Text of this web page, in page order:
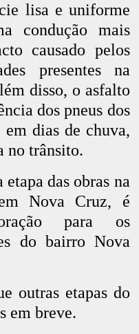
lisa e uniforme
condução mais
causado pelos
presentes na
disso, o asfalto
dos pneus dos
dias de chuva,
no trânsito.
das obras na
Nova Cruz, é
para os
do bairro Nova
outras etapas do
em breve.